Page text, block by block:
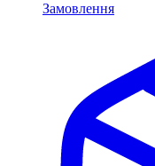
Замовлення